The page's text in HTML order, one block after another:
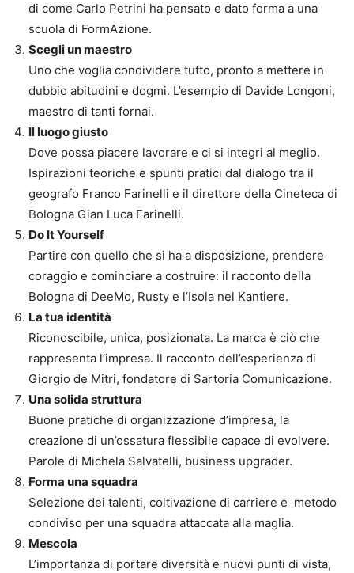
di come Carlo Petrini ha pensato e dato forma a una
scuola di FormAzione.
Scegli un maestro
Uno che voglia condividere tutto, pronto a mettere in
dubbio abitudini e dogmi. L’esempio di Davide Longoni,
maestro di tanti fornai.
Il luogo giusto
Dove possa piacere lavorare e ci si integri al meglio.
Ispirazioni teoriche e spunti pratici dal dialogo tra il
geografo Franco Farinelli e il direttore della Cineteca di
Bologna Gian Luca Farinelli.
Do It Yourself
Partire con quello che si ha a disposizione, prendere
coraggio e cominciare a costruire: il racconto della
Bologna di DeeMo, Rusty e l’Isola nel Kantiere.
La tua identità
Riconoscibile, unica, posizionata. La marca è ciò che
rappresenta l’impresa. Il racconto dell’esperienza di
Giorgio de Mitri, fondatore di Sartoria Comunicazione.
Una solida struttura
Buone pratiche di organizzazione d’impresa, la
creazione di un’ossatura flessibile capace di evolvere.
Parole di Michela Salvatelli, business upgrader.
Forma una squadra
Selezione dei talenti, coltivazione di carriere e metodo
condiviso per una squadra attaccata alla maglia.
Mescola
L’importanza di portare diversità e nuovi punti di vista,